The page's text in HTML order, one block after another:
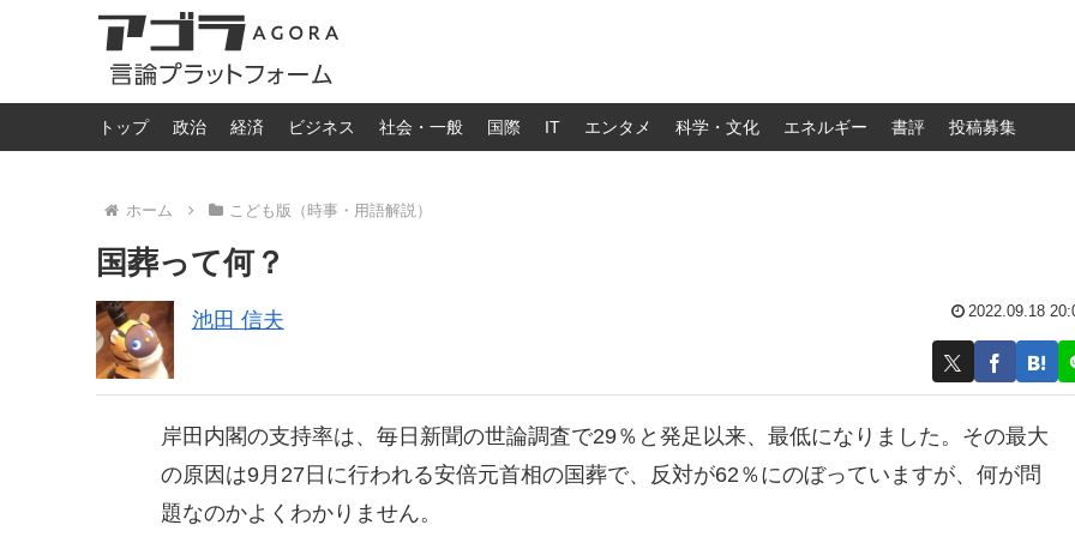
トップ 政治 経済 ビジネス 社会・一般 国際 IT エンタメ 科学・文化 エネルギー 書評 投稿募集
ホーム こども版（時事・用語解説）
国葬って何？
池田 信夫 2022.09.18
岸田内閣の支持率は、毎日新聞の世論調査で29％と発足以来、最低になりました。その最大
の原因は9月27日に行われる安倍元首相の国葬で、反対が62％にのぼっていますが、何が問
題なのかよくわかりません。